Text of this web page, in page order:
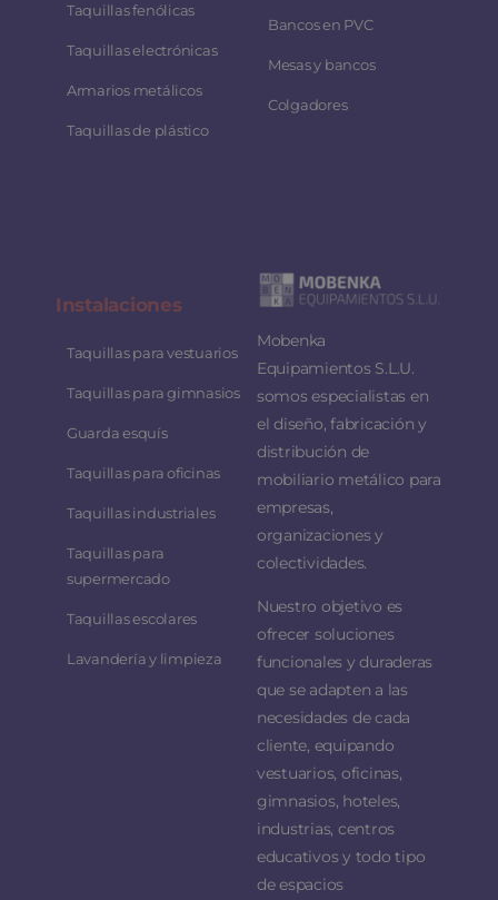
Taquillas fenólicas
Taquillas electrónicas
Armarios metálicos
Taquillas de plástico
Bancos en PVC
Mesas y bancos
Colgadores
Instalaciones
Taquillas para vestuarios
Taquillas para gimnasios
Guarda esquís
Taquillas para oficinas
Taquillas industriales
Taquillas para
supermercado
Taquillas escolares
Lavandería y limpieza
Mobenka
Equipamientos S.L.U.
somos especialistas en
el diseño, fabricación y
distribución de
mobiliario metálico para
empresas,
organizaciones y
colectividades.
Nuestro objetivo es
ofrecer soluciones
funcionales y duraderas
que se adapten a las
necesidades de cada
cliente, equipando
vestuarios, oficinas,
gimnasios, hoteles,
industrias, centros
educativos y todo tipo
de espacios